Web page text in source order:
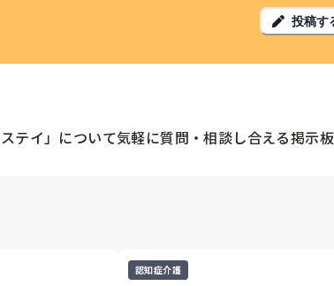
投稿す
テイ」について気軽に質問・相談し合える掲示板
認知症介護